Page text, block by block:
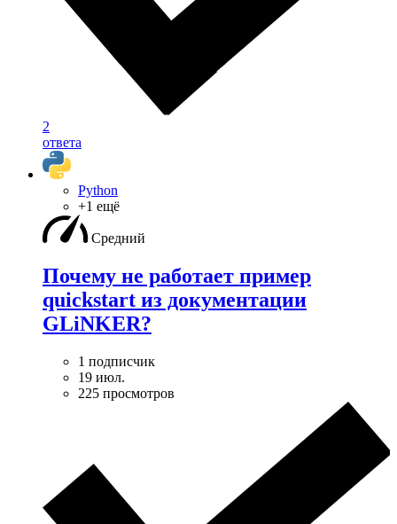
2
ответа
Python
+1 ещё
Средний
Почему не работает пример
quickstart из документации
GLiNKER?
1 подписчик
19 июл.
225 просмотров